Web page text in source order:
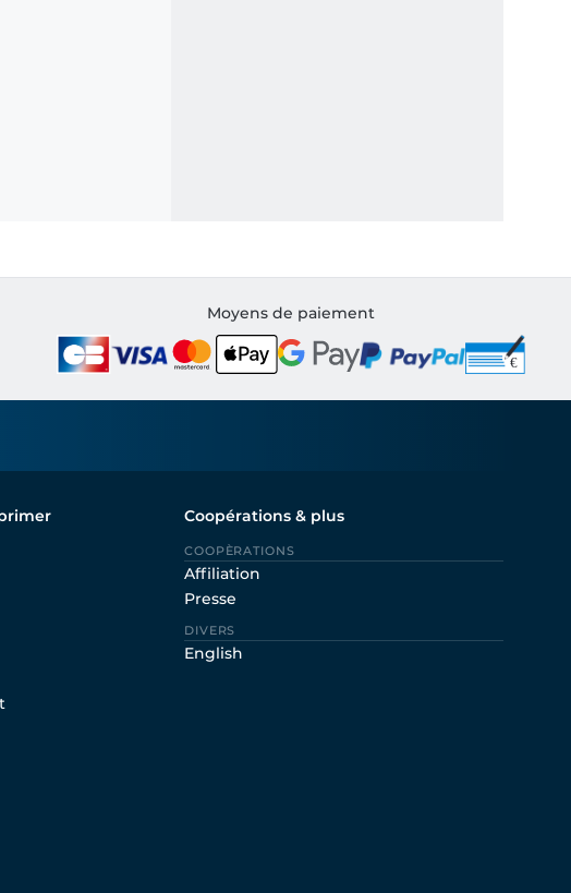
Moyens de paiement
Coopérations & plus
COOPÈRATIONS
Affiliation
Presse
DIVERS
English